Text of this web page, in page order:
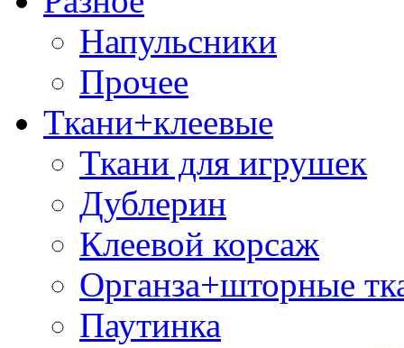
Напульсники
Прочее
Ткани+клеевые
Ткани для игрушек
Дублерин
Клеевой корсаж
Органза+шторные
Паутинка